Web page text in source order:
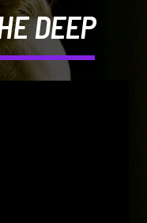
DEEP